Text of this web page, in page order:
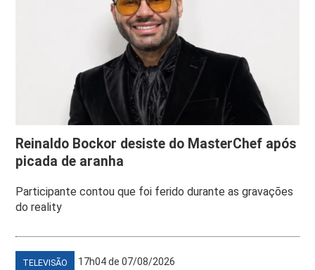
Reinaldo Bockor desiste do MasterChef após
picada de aranha
Participante contou que foi ferido durante as gravações
do reality
TELEVISÃO 17h04 de 07/08/2026